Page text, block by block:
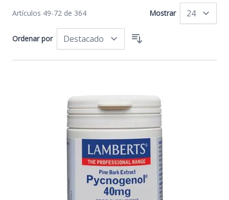
Ordenar por
Artículos 49-72 de 364 Mostrar